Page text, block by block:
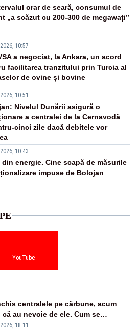
orar de seară, consumul de
„a scăzut cu 200-300 de megawați”
10:57
a negociat, la Ankara, un acord
facilitarea tranzitului prin Turcia al
de ovine și bovine
10:51
Nivelul Dunării asigură o
a centralei de la Cernavodă
cinci zile dacă debitele vor
10:43
din energie. Cine scapă de măsurile
impuse de Bolojan
YouTube
centralele pe cărbune, acum
că au nevoie de ele. Cum se
vina în plină criză energetică
18:11